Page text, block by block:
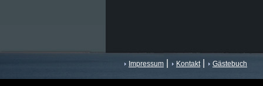
Impressum Kontakt Gästebuch